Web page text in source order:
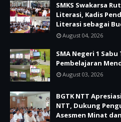
SMKS Swakarsa
Literasi, Kadis
Literasi sebagai
August 04, 2026
SMA Negeri 1
Pembelajaran
August 03, 2026
BGTK NTT
NTT, Dukung
Asesmen Minat